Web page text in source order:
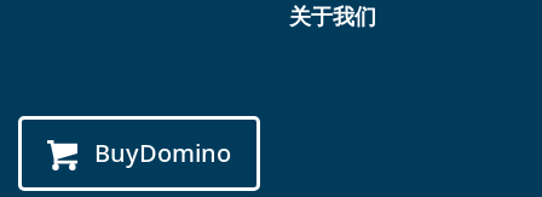
关于我们
BuyDomino